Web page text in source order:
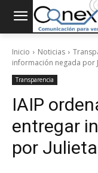
Inicio Noticias
información negada por
Transparencia
IAIP
entregar
por